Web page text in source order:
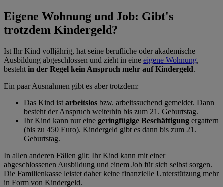
Eigene Wohnung und Job: Gibt's
trotzdem Kindergeld?
Ist Ihr Kind volljährig, hat seine berufliche oder akademische
Ausbildung abgeschlossen und zieht in eine eigene Wohnung,
besteht in der Regel kein Anspruch mehr auf Kindergeld.
Ein paar Ausnahmen gibt es aber trotzdem:
Das Kind ist arbeitslos bzw. arbeitssuchend gemeldet. Dann
besteht der Anspruch weiterhin bis zum 21. Geburtstag.
Ihr Kind kann nur eine geringfügige Beschäftigung ergattern
(bis zu 450 Euro). Kindergeld gibt es dann bis zum 21.
Geburtstag.
In allen anderen Fällen gilt: Ihr Kind kann mit einer
abgeschlossenen Ausbildung und einem Job für sich selbst sorgen.
Die Familienkasse leistet daher keine finanzielle Unterstützung mehr
in Form von Kindergeld.